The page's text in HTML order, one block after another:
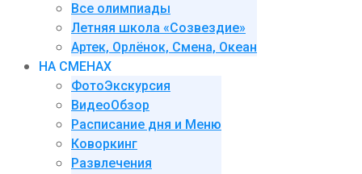
Все олимпиады
Летняя школа «Созвездие»
Артек, Орлёнок, Смена, Океан
НА СМЕНАХ
ФотоЭкскурсия
ВидеоОбзор
Расписание дня и Меню
Коворкинг
Развлечения